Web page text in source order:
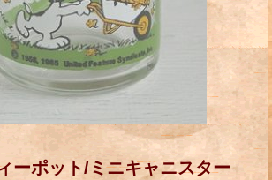
ーポット/ミニキャニスター